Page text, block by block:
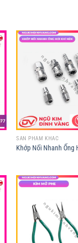
SẢN PHẨM KHÁC
Khớp Nối Nhanh Ống